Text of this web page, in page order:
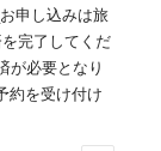
申し込みは旅
完了してくだ
が必要となり
約を受け付け